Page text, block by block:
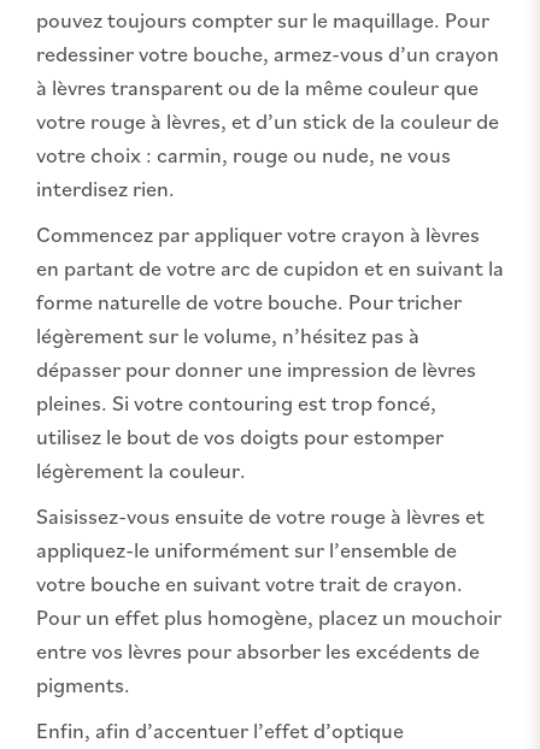
pouvez toujours compter sur le maquillage. Pour
redessiner votre bouche, armez-vous d’un crayon
à lèvres transparent ou de la même couleur que
votre rouge à lèvres, et d’un stick de la couleur de
votre choix : carmin, rouge ou nude, ne vous
interdisez rien.
Commencez par appliquer votre crayon à lèvres
en partant de votre arc de cupidon et en suivant la
forme naturelle de votre bouche. Pour tricher
légèrement sur le volume, n’hésitez pas à
dépasser pour donner une impression de lèvres
pleines. Si votre contouring est trop foncé,
utilisez le bout de vos doigts pour estomper
légèrement la couleur.
Saisissez-vous ensuite de votre rouge à lèvres et
appliquez-le uniformément sur l’ensemble de
votre bouche en suivant votre trait de crayon.
Pour un effet plus homogène, placez un mouchoir
entre vos lèvres pour absorber les excédents de
pigments.
Enfin, afin d’accentuer l’effet d’optique